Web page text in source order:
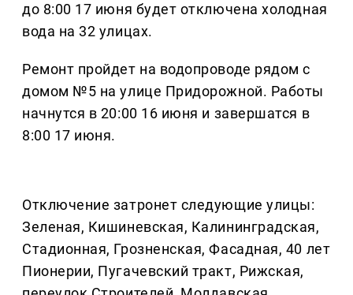
до 8:00 17 июня будет отключена холодная
вода на 32 улицах.
Ремонт пройдет на водопроводе рядом с
домом №5 на улице Придорожной. Работы
начнутся в 20:00 16 июня и завершатся в
8:00 17 июня.
Отключение затронет следующие улицы:
Зеленая, Кишиневская, Калининградская,
Стадионная, Грозненская, Фасадная, 40 лет
Пионерии, Пугачевский тракт, Рижская,